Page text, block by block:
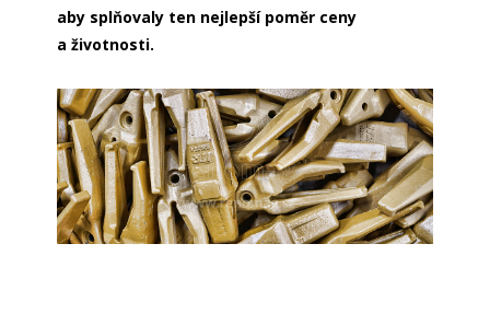
aby splňovaly ten nejlepší poměr ceny
a životnosti.